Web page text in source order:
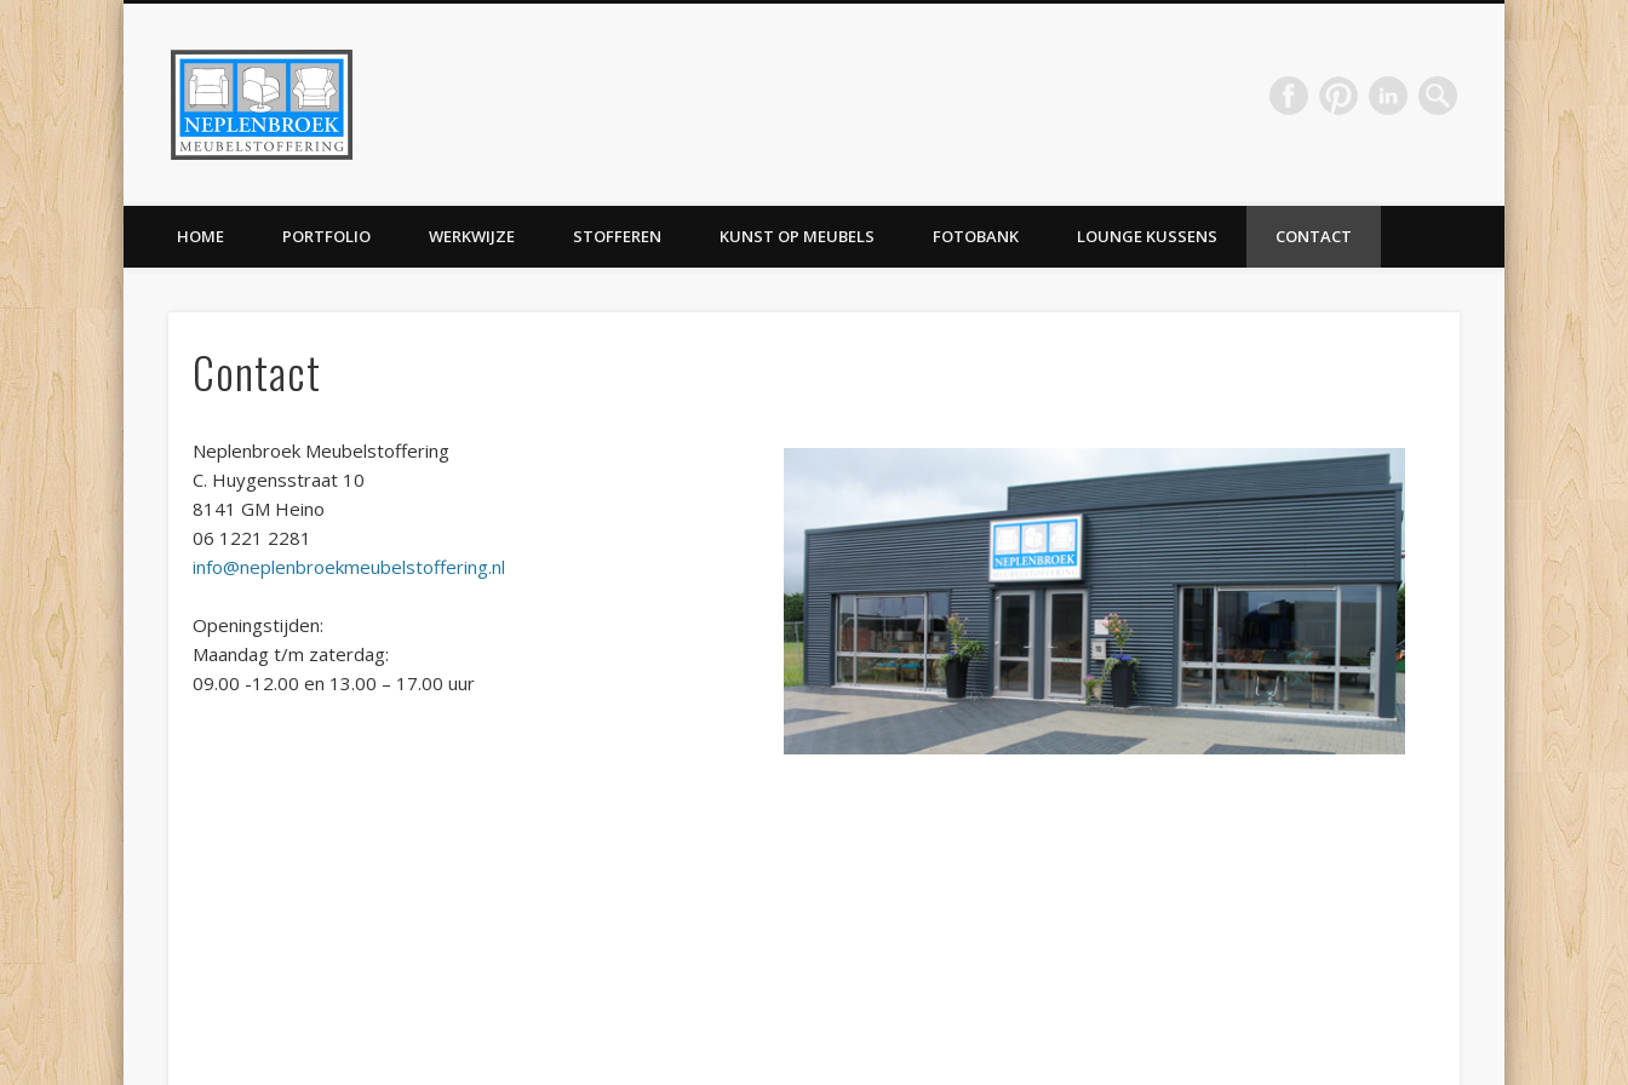
FacebookPinterest LinkedIn
HOME PORTFOLIO WERKWIJZE STOFFEREN KUNST OP MEUBELS FOTOBANK LOUNGE KUSSENS CONTACT
Contact
Neplenbroek Meubelstoffering
C. Huygensstraat 10
8141 GM Heino
06 1221 2281
info@neplenbroekmeubelstoffering.nl
Openingstijden:
Maandag t/m zaterdag:
09.00 -12.00 en 13.00 – 17.00 uur